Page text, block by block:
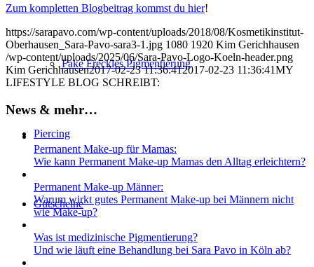
Fake Freckles Pigmentierung
Piercing
Gutscheine
Zum kompletten Blogbeitrag kommst du hier!
https://sarapavo.com/wp-content/uploads/2018/08/Kosmetikinstitut-
Oberhausen_Sara-Pavo-sara3-1.jpg 1080 1920 Kim Gerichhausen
/wp-content/uploads/2025/06/Sara-Pavo-Logo-Koeln-header.png
Kim Gerichhausen2017-02-23 11:36:412017-02-23 11:36:41MY
LIFESTYLE BLOG SCHREIBT:
News & mehr…
Permanent Make-up für Mamas:
Wie kann Permanent Make-up Mamas den Alltag erleichtern?
Permanent Make-up Männer:
Warum wirkt gutes Permanent Make-up bei Männern nicht
wie Make-up?
Was ist medizinische Pigmentierung?
Und wie läuft eine Behandlung bei Sara Pavo in Köln ab?